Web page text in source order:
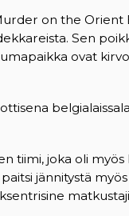
on the Orient
Sen
ovat
tiimi, joka oli myös
jännitystä